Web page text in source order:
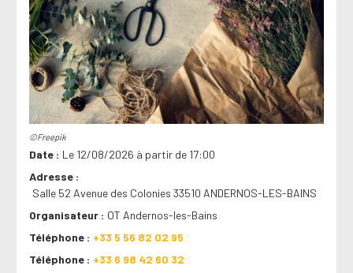
©Freepik
Date
Le 12/08/2026 à partir de 17:00
Adresse
Salle 52 Avenue des Colonies 33510 ANDERNOS-LES-BAINS
Organisateur
OT Andernos-les-Bains
Téléphone
+33 5 56 82 02 95
Téléphone
+33 6 98 42 60 32